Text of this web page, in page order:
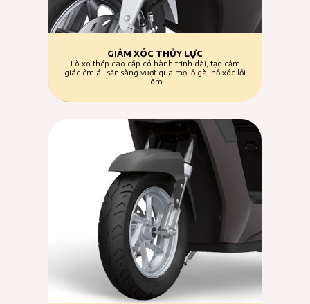
GIẢM XÓC THỦY LỰC
Lò xo thép cao cấp có hành trình dài, tạo cảm
giác êm ái, sẵn sàng vượt qua mọi ổ gà, hố xóc lồi
lõm